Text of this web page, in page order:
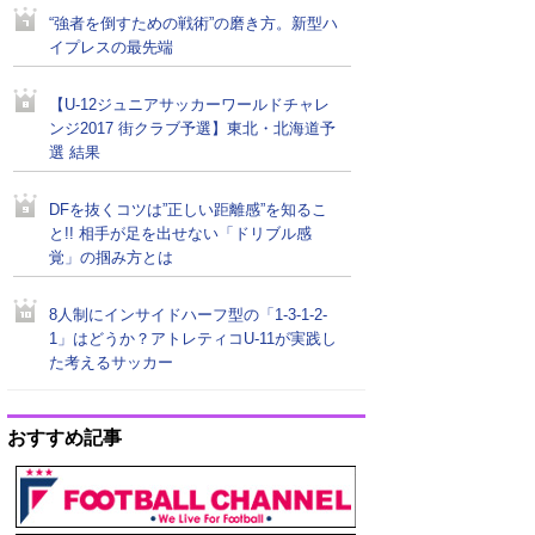
“強者を倒すための戦術”の磨き方。新型ハ
イプレスの最先端
【U-12ジュニアサッカーワールドチャレ
ンジ2017 街クラブ予選】東北・北海道予
選 結果
DFを抜くコツは”正しい距離感”を知るこ
と!! 相手が足を出せない「ドリブル感
覚」の掴み方とは
8人制にインサイドハーフ型の「1-3-1-2-
1」はどうか？アトレティコU-11が実践し
た考えるサッカー
おすすめ記事